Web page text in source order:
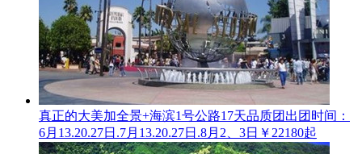
真正的大美加全景+海滨1号公路17天品质团 出团时间：
6月13.20.27日.7月13.20.27日.8月2、3日 ￥22180起